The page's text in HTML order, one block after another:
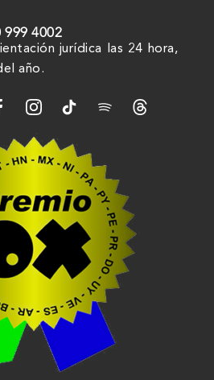
999 4002
jurídica las 24 hora,
año.